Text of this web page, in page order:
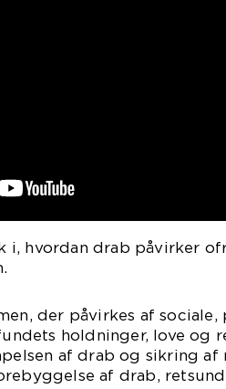
i, hvordan drab påvirker
der påvirkes af sociale,
holdninger, love og
af drab og sikring
af drab,